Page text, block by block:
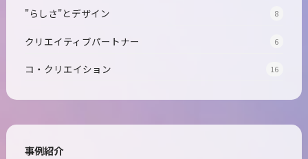
"らしさ"とデザイン 8
クリエイティブパートナー 6
コ・クリエイション 16
事例紹介